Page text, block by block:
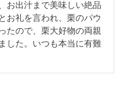
お出汁まで美味しい絶品
お礼を言われ、栗のパウ
たので、栗大好物の両親
した。いつも本当に有難